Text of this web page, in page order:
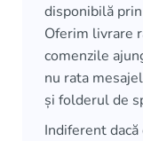
disponibilă
Oferim livrare
comenzile
nu rata
și folderul de
Indiferent